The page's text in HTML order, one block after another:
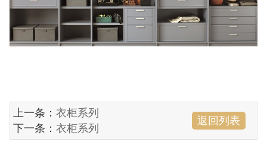
上一条： 衣柜系列
下一条： 衣柜系列
返回列表